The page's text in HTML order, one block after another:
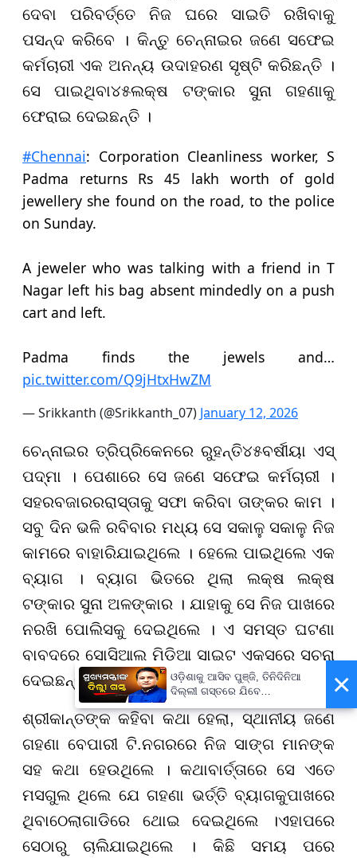
ଦେବା ପରିବର୍ତ୍ତେ ନିଜ ଘରେ ସାଇତି ରଖିବାକୁ
ପସନ୍ଦ କରିବେ । କିନ୍ତୁ ଚେନ୍ନାଇର ଜଣେ ସଫେଇ
କର୍ମଚାରୀ ଏକ ଅନନ୍ୟ ଉଦାହରଣ ସୃଷ୍ଟି କରିଛନ୍ତି ।
ସେ ପାଇଥିବା୪୫ଲକ୍ଷ ଟଙ୍କାର ସୁନା ଗହଣାକୁ
ଫେରାଇ ଦେଇଛନ୍ତି ।
#Chennai: Corporation Cleanliness worker, S
Padma returns Rs 45 lakh worth of gold
jewellery she found on the road, to the police
on Sunday.
A jeweler who was talking with a friend in T
Nagar left his bag absent mindedly on a push
cart and left.
Padma finds the jewels and…
pic.twitter.com/Q9jHtxHwZM
— Srikkanth (@Srikkanth_07) January 12, 2026
ଚେନ୍ନାଇର ତ୍ରିପ୍ରିକେନରେ ରୁହନ୍ତି୪୫ବର୍ଷୀୟା ଏସ୍
ପଦ୍ମା । ପେଶାରେ ସେ ଜଣେ ସଫେଇ କର୍ମଚାରୀ ।
ସହରବଜାରରରାସ୍ତାକୁ ସଫା କରିବା ତାଙ୍କର କାମ ।
ସବୁ ଦିନ ଭଳି ରବିବାର ମଧ୍ୟ ସେ ସକାଳୁ ସକାଳୁ ନିଜ
କାମରେ ବାହାରିଯାଇଥିଲେ । ହେଲେ ପାଇଥିଲେ ଏକ
ବ୍ୟାଗ । ବ୍ୟାଗ ଭିତରେ ଥିଲା ଲକ୍ଷ ଲକ୍ଷ
ଟଙ୍କାର ସୁନା ଅଳଙ୍କାର । ଯାହାକୁ ସେ ନିଜ ପାଖରେ
ନରଖି ପୋଲିସକୁ ଦେଇଥିଲେ । ଏ ସମସ୍ତ ଘଟଣା
ବାବଦରେ ସୋସିଆଲ ମିଡିଆ ସାଇଟ୍ ଏକ୍ସରେ ସୂଚନା
ଦେଇଛନ୍ତି ଶ୍ରୀକାନ୍ତ ନାମକ ଜଣେ ୟୁଜର ।
ଶ୍ରୀକାନ୍ତଙ୍କ କହିବା କଥା ହେଲା, ସ୍ଥାନୀୟ ଜଣେ
ଗହଣା ବେପାରୀ ଟି.ନଗରରେ ନିଜ ସାଙ୍ଗ ମାନଙ୍କ
ସହ କଥା ହେଉଥିଲେ । କଥାବାର୍ତ୍ତାରେ ସେ ଏତେ
ମସଗୁଲ ଥିଲେ ଯେ ଗହଣା ଭର୍ତ୍ତି ବ୍ୟାଗକୁପାଖରେ
ଥିବାଠେଲାଗାଡିରେ ଥୋଇ ଦେଇଥିଲେ ।ଏହାପରେ
ସେଠାରୁ ଚାଲିଯାଇଥିଲେ । କିଛି ସମୟ ପରେ
×
ଓଡ଼ିଶାକୁ ଆସିବ ପୁଞ୍ଜି, ତିନିଦିନିଆ
ଦିଲ୍ଲୀ ଗସ୍ତରେ ଯିବେ
ମୁଖ୍ୟମନ୍ତ୍ରୀ ମୋହନ ମାଝୀ